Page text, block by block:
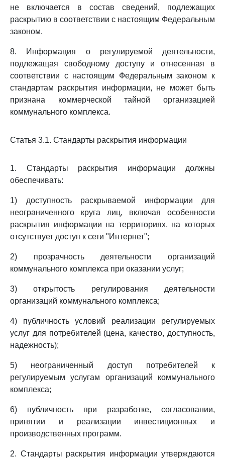
не включается в состав сведений, подлежащих
раскрытию в соответствии с настоящим Федеральным
законом.
8. Информация о регулируемой деятельности,
подлежащая свободному доступу и отнесенная в
соответствии с настоящим Федеральным законом к
стандартам раскрытия информации, не может быть
признана коммерческой тайной организацией
коммунального комплекса.
Статья 3.1. Стандарты раскрытия информации
1. Стандарты раскрытия информации должны
обеспечивать:
1) доступность раскрываемой информации для
неограниченного круга лиц, включая особенности
раскрытия информации на территориях, на которых
отсутствует доступ к сети "Интернет";
2) прозрачность деятельности организаций
коммунального комплекса при оказании услуг;
3) открытость регулирования деятельности
организаций коммунального комплекса;
4) публичность условий реализации регулируемых
услуг для потребителей (цена, качество, доступность,
надежность);
5) неограниченный доступ потребителей к
регулируемым услугам организаций коммунального
комплекса;
6) публичность при разработке, согласовании,
принятии и реализации инвестиционных и
производственных программ.
2. Стандарты раскрытия информации утверждаются